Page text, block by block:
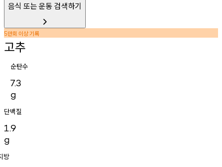
음식 또는 운동 검색하기
5만회 이상기록
고추
순탄수
7.3
g
단백질
1.9
g
방